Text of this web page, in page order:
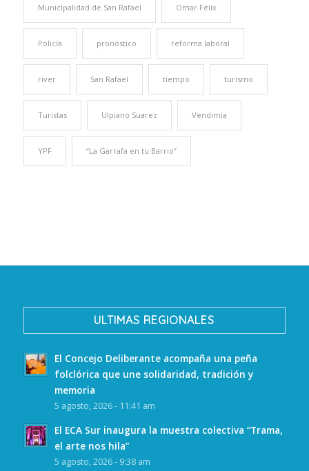
Municipalidad de San Rafael Omar Félix
Policía pronóstico reforma laboral
river San Rafael tiempo turismo
Turistas Ulpiano Suarez Vendimia
YPF “La Garrafa en tu Barrio”
ULTIMAS REGIONALES
El Concejo Deliberante acompaña una peña
folclórica que une solidaridad, tradición y
memoria
5 agosto, 2026 - 11:41 am
El ECA Sur inaugura la muestra colectiva “Trama,
el arte nos hila”
5 agosto, 2026 - 9:38 am